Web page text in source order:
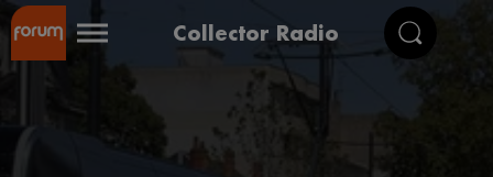
Collector Radio